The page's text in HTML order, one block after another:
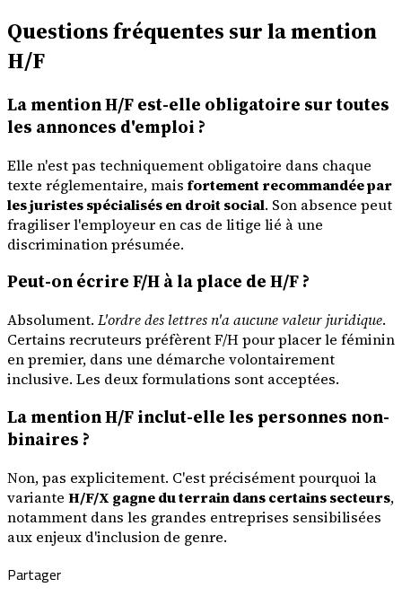
Questions fréquentes sur la mention
H/F
La mention H/F est-elle obligatoire sur toutes
les annonces d'emploi ?
Elle n'est pas techniquement obligatoire dans chaque
texte réglementaire, mais fortement recommandée par
les juristes spécialisés en droit social. Son absence peut
fragiliser l'employeur en cas de litige lié à une
discrimination présumée.
Peut-on écrire F/H à la place de H/F ?
Absolument. L'ordre des lettres n'a aucune valeur juridique.
Certains recruteurs préfèrent F/H pour placer le féminin
en premier, dans une démarche volontairement
inclusive. Les deux formulations sont acceptées.
La mention H/F inclut-elle les personnes non-
binaires ?
Non, pas explicitement. C'est précisément pourquoi la
variante H/F/X gagne du terrain dans certains secteurs,
notamment dans les grandes entreprises sensibilisées
aux enjeux d'inclusion de genre.
Partager